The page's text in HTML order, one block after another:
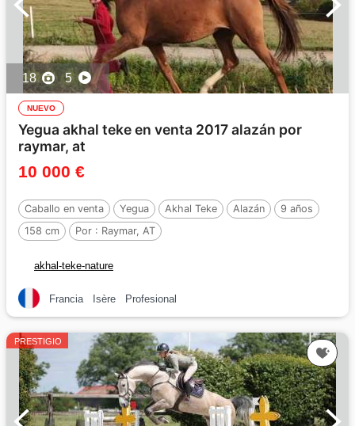
18 5
NUEVO
Yegua akhal teke en venta 2017 alazán por
raymar, at
10 000 €
Caballo en venta Yegua Akhal Teke Alazán
9 años
158 cm
Por : Raymar, AT
akhal-teke-nature
Francia Isère Profesional
PRESTIGIO